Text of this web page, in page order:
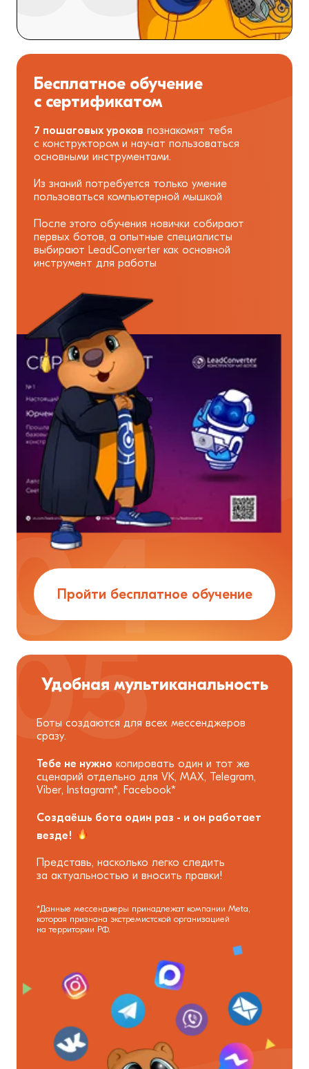
Бесплатное обучение
с сертификатом
7 пошаговых уроков познакомят тебя
с конструктором и научат пользоваться
основными инструментами.
Из знаний потребуется только умение
пользоваться компьютерной мышкой
После этого обучения новички собирают
первых ботов, а опытные специалисты
выбирают LeadConverter как основной
инструмент для работы
Пройти бесплатное обучение
Удобная мультиканальность
Боты создаются для всех мессенджеров
сразу.
Тебе не нужно копировать один и тот же
сценарий отдельно для VK, MAX, Telegram,
Viber, Instagram*, Facebook*
Создаёшь бота один раз - и он работает
везде!
Представь, насколько легко следить
за актуальностью и вносить правки!
*Данные мессенджеры принадлежат компании Meta,
которая признана экстремистской организацией
на территории РФ.